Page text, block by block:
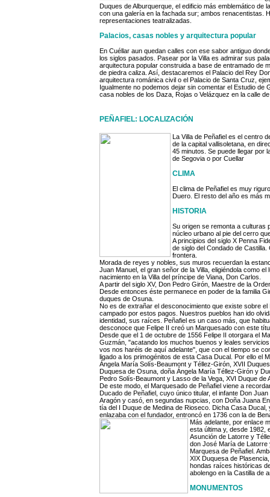
Duques de Alburquerque, el edificio más emblemático de
con una galería en la fachada sur; ambos renacentistas.
representaciones teatralizadas.
Palacios, casas nobles y arquitectura popular
En Cuéllar aun quedan calles con ese sabor antiguo
los siglos pasados. Pasear por la Villa es admirar sus
arquitectura popular construida a base de entramado de
de piedra caliza. Así, destacaremos el Palacio del Rey
arquitectura románica civil o el Palacio de Santa Cruz,
Igualmente no podemos dejar sin comentar el Estudio de
casa nobles de los Daza, Rojas o Velázquez en la calle
PEÑAFIEL: LOCALIZACIÓN
La Villa de Peñafiel es el centro
de la capital vallisoletana, en
45 minutos. Se puede llegar por
de Segovia o por Cuellar
CLIMA
El clima de Peñafiel es muy
Duero. El resto del año es más
HISTORIA
Su origen se remonta a culturas
núcleo urbano al pie del cerro
A principios del siglo X Penna
de siglo del Condado de
frontera.
Morada de reyes y nobles, sus muros recuerdan la
Juan Manuel, el gran señor de la Villa, eligiéndola como
nacimiento en la Villa del príncipe de Viana, Don Carlos.
A partir del siglo XV, Don Pedro Girón, Maestre de la
Desde entonces éste permanece en poder de la familia
duques de Osuna.
No es de extrañar el desconocimiento que existe sobre
campado por estos pagos. Nuestros pueblos han ido
identidad, sus raíces. Peñafiel es un caso más, que
desconoce que Felipe II creó un Marquesado con este
Desde que el 1 de octubre de 1556 Felipe II otorgara el
Guzmán, "acatando los muchos buenos y leales
vos nos haréis de aquí adelante", que con el tiempo se
ligado a los primogénitos de esta Casa Ducal. Por ello el
Ángela María Solís-Beaumont y Téllez-Girón, XVII
Duquesa de Osuna, doña Ángela María Téllez-Girón y
Pedro Solís-Beaumont y Lasso de la Vega, XVI Duque de
De este modo, el Marquesado de Peñafiel viene a
Ducado de Peñafiel, cuyo único titular, el infante Don
Aragón y casó, en segundas nupcias, con Doña Juana
tía del I Duque de Medina de Rioseco. Dicha Casa
enlazaba con el fundador, entroncó en 1736 con la de
Más adelante, por enlace
esta última y, desde 1982,
Asunción de Latorre y
don José María de Latorre
Marquesa de Peñafiel.
XIX Duquesa de
hondas raíces históricas
abolengo en la Castilla de
MONUMENTOS